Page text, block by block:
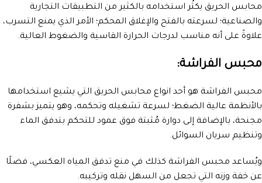
محابس الحريق يكثُر استخدامه بالكثير من التطبيقات التجارية
والصناعية؛ لسرعته بالفتح والإغلاق المحكم؛ الأمر الذي يمنع التسرب،
علاوةً على أنه مناسب لدرجات الحرارة القاسية والضغوط العالية.
محبس الفراشة:
محبس الفراشة هو أحد انواع محابس الحريق التي يشيع استخدامها
بالأنظمة عالية الضغط؛ لسرعة تشغيله وتحكمه، وهو يتميز بشفرة
مجنحة، بالإضافة إلى دوارة مُثبتة فوق عمود للتحكم بتدفق الماء
وتنظيم سريان السوائل.
ويُساعد محبس الفراشة كذلك في منع تدفق المياه العكسي، فضلًا
عن خفة وزنه التي تجعل من السهل نقله وتركيبه.